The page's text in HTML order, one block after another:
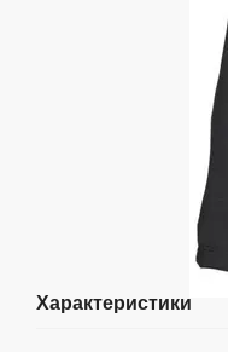
Характеристики